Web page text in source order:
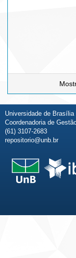
Universidade de
Coordenadoria de
(61) 3107-2683
repositorio@unb.br